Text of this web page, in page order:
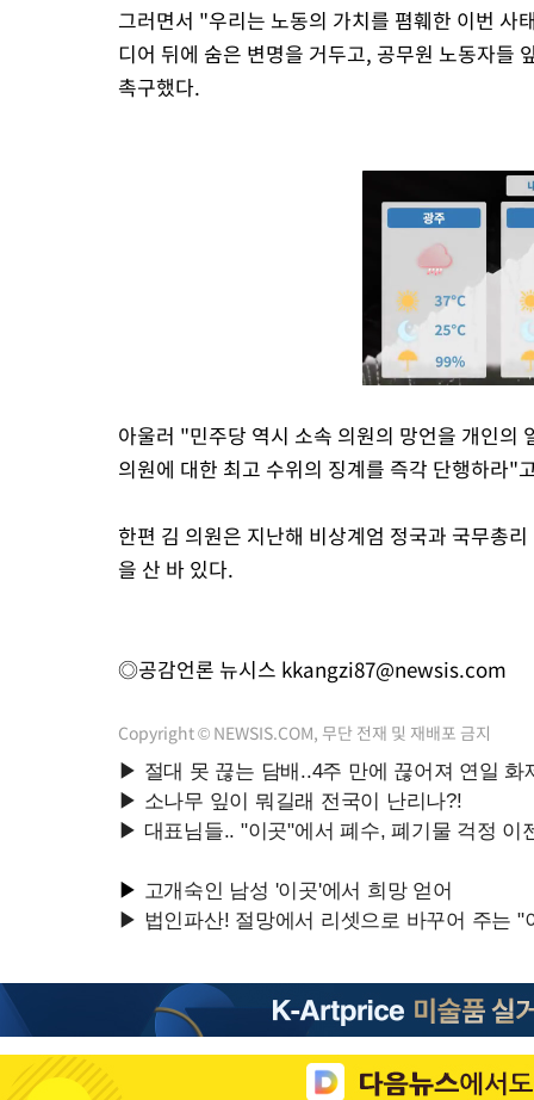
그러면서 "우리는 노동의 가치를 폄훼한 이번
디어 뒤에 숨은 변명을 거두고, 공무원 노동자들
촉구했다.
아울러 "민주당 역시 소속 의원의 망언을 개인의
의원에 대한 최고 수위의 징계를 즉각 단행하라"
한편 김 의원은 지난해 비상계엄 정국과 국무총
을 산 바 있다.
◎공감언론 뉴시스 kkangzi87@newsis.com
Copyright © NEWSIS.COM, 무단 전재 및 재배포 금지